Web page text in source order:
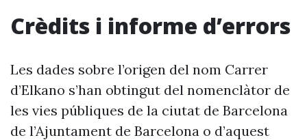
Crèdits i informe d’errors
Les dades sobre l’origen del nom Carrer
d’Elkano s’han obtingut del nomenclàtor de
les vies públiques de la ciutat de Barcelona
de l’Ajuntament de Barcelona o d’aquest